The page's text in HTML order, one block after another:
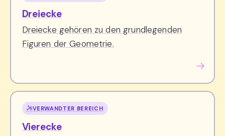
Dreiecke
Dreiecke gehören zu den grundlegenden
Figuren der Geometrie.
VERWANDTER BEREICH
Vierecke